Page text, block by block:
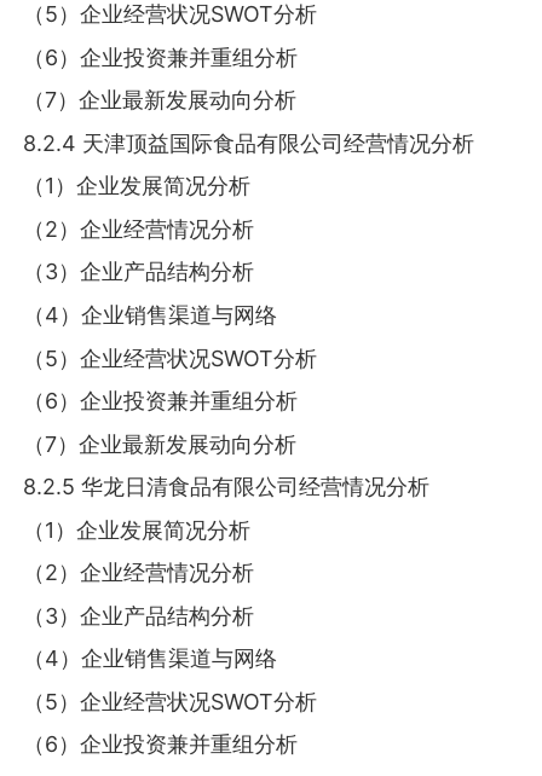
（5）企业经营状况SWOT分析
（6）企业投资兼并重组分析
（7）企业最新发展动向分析
8.2.4 天津顶益国际食品有限公司经营情况分析
（1）企业发展简况分析
（2）企业经营情况分析
（3）企业产品结构分析
（4）企业销售渠道与网络
（5）企业经营状况SWOT分析
（6）企业投资兼并重组分析
（7）企业最新发展动向分析
8.2.5 华龙日清食品有限公司经营情况分析
（1）企业发展简况分析
（2）企业经营情况分析
（3）企业产品结构分析
（4）企业销售渠道与网络
（5）企业经营状况SWOT分析
（6）企业投资兼并重组分析